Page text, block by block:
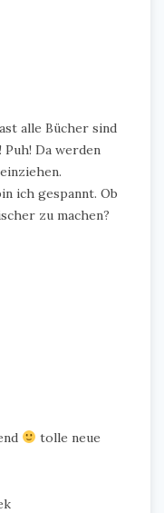
alle Bücher sind
Da werden
ich gespannt. Ob
zu machen?
tolle neue